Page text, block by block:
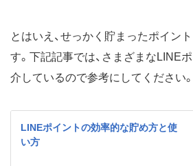
とはいえ、せっかく貯まったポイン
す。下記記事では、さまざまなLINE
介しているので参考にしてください。
LINEポイントの効率的な貯め方と使
い方